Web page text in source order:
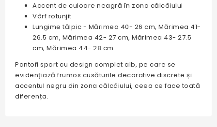
Accent de culoare neagră în zona călcâiului
Vârf rotunjit
Lungime tălpic - Mărimea 40- 26 cm, Mărimea 41-
26.5 cm, Mărimea 42- 27 cm, Mărimea 43- 27.5
cm, Mărimea 44- 28 cm
Pantofi sport cu design complet alb, pe care se
evidențiază frumos cusăturile decorative discrete și
accentul negru din zona călcâiului, ceea ce face toată
diferența.